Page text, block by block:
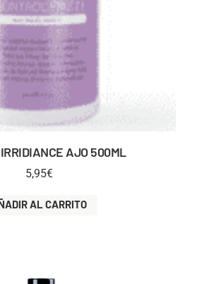
AJO 500ML
5,95€
AL CARRITO